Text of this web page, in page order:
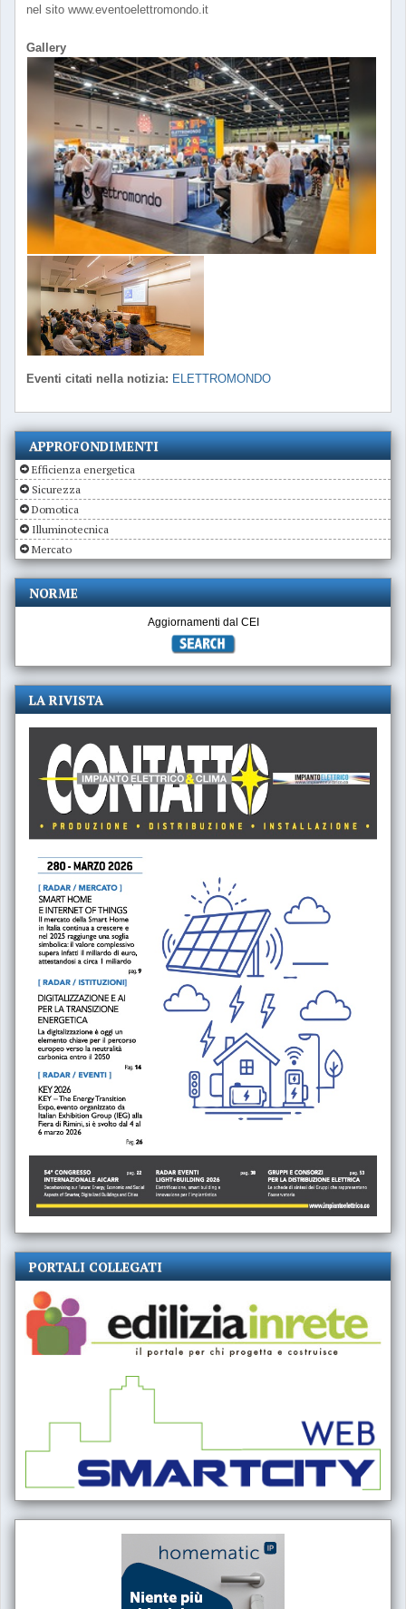
nel sito www.eventoelettromondo.it
Gallery
Eventi citati nella notizia: ELETTROMONDO
APPROFONDIMENTI
Efficienza energetica
Sicurezza
Domotica
Illuminotecnica
Mercato
NORME
Aggiornamenti dal CEI
LA RIVISTA
PORTALI COLLEGATI